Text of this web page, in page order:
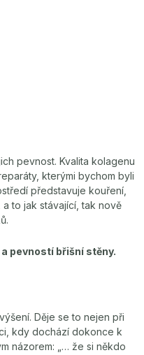
pevnost. Kvalita kolagenu
kterými bychom byli
představuje kouření,
to jak stávající, tak nově
pevností břišní stěny.
Děje se to nejen při
kdy dochází dokonce k
názorem: „… že si někdo